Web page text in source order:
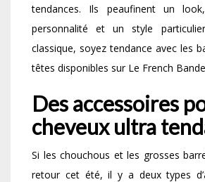
tendances. Ils peaufinent un
personnalité et un style
classique, soyez tendance avec les
têtes disponibles sur Le French
Des accessoires
cheveux ultra
Si les chouchous et les grosses
retour cet été, il y a deux types